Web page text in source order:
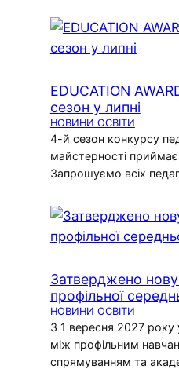
EDUCATION
сезон у липні
НОВИНИ ОСВІТИ
4-й сезон конкурсу
майстерності приймає
Запрошуємо всіх
Затверджено
профільної
НОВИНИ ОСВІТИ
З 1 вересня 2027 року
між профільним
спрямуванням та